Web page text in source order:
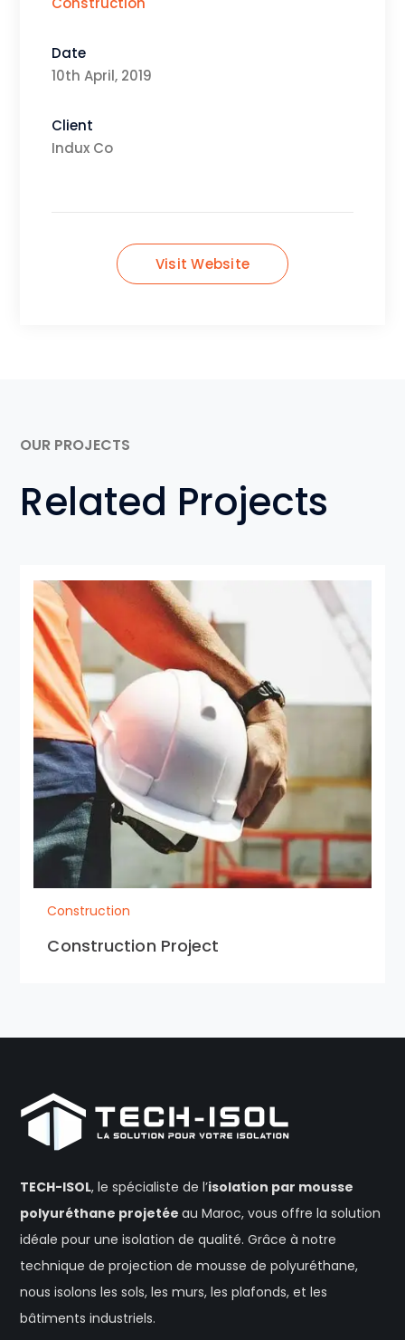
Date
10th April, 2019
Client
Indux Co
Visit Website
OUR PROJECTS
Related Projects
Construction
Construction Project
TECH-ISOL, le spécialiste de l’isolation par mousse
polyuréthane projetéeau Maroc, vous offre la solution
idéale pour une isolation de qualité. Grâce à notre
technique de projection de mousse de polyuréthane,
nous isolons les sols, les murs, les plafonds, et les
bâtiments industriels.